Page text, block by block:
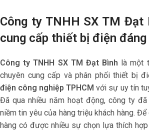
Công ty TNHH SX TM
cung cấp thiết bị điện
Công ty TNHH SX TM Đạt Bình là một
chuyên cung cấp và phân phối thiết bị
điện công nghiệp TPHCM với sự uy tín
Đã qua nhiều năm hoạt động, công ty
niềm tin yêu của hàng triệu khách hàng.
hàng có được nhiều sự chọn lựa thích